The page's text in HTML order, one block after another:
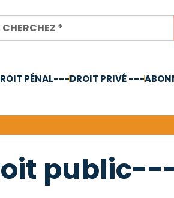
PÉNAL---DROIT PRIVÉ ---